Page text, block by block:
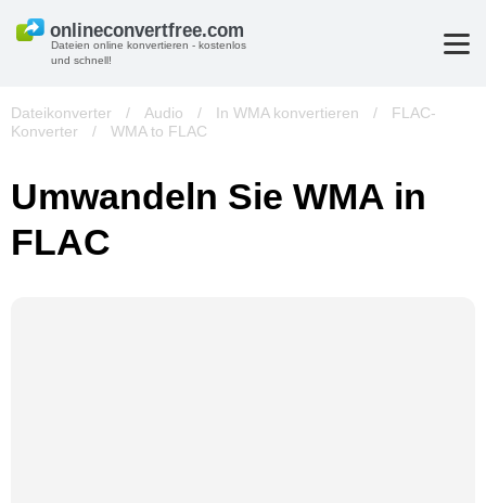
Dateien online konvertieren - kostenlos
und schnell!
Dateikonverter / Audio / In WMA konvertieren /
FLAC-
Konverter
/ WMA to FLAC
Umwandeln Sie WMA in
FLAC